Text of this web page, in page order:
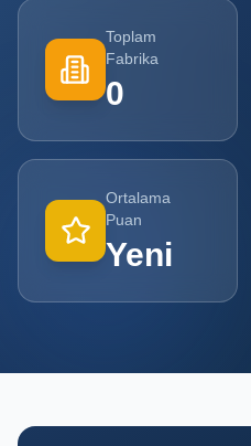
Tüm
Ürünler
Kampanyalar
POPÜLER
KATEGORILER
Toplam
Fabrika
0
Ortalama
Puan
Yeni